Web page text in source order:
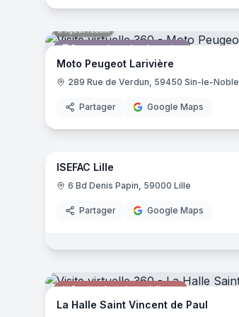
Concessionnaire de motos
Ajout récent
Moto Peugeot Larivière
289 Rue de Verdun, 59450 Sin-le-Noble
Partager Google Maps
Enseignement Supérieur
ISEFAC Lille
6 Bd Denis Papin, 59000 Lille
Partager Google Maps
Centre de soins médicaux
La Halle Saint Vincent de Paul